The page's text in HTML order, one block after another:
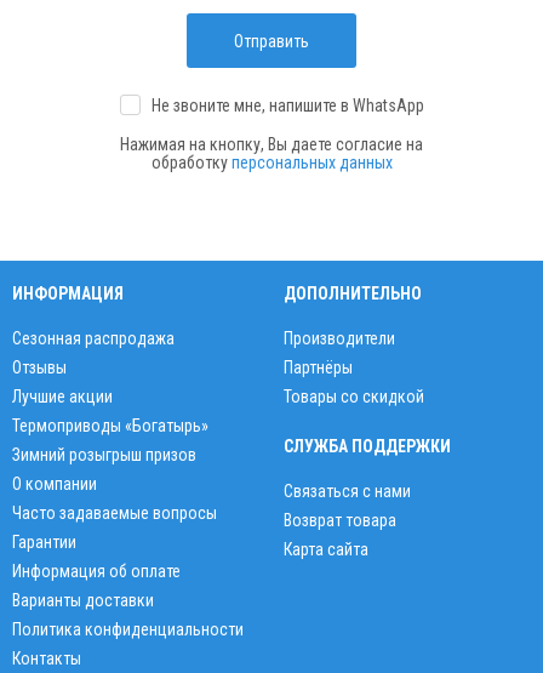
Отправить
Не звоните мне, напишите в WhatsApp
Нажимая на кнопку, Вы даете согласие на
обработкуперсональных данных
ИНФОРМАЦИЯ
Сезонная распродажа
Отзывы
Лучшие акции
Термоприводы «Богатырь»
Зимний розыгрыш призов
О компании
Часто задаваемые вопросы
Гарантии
Информация об оплате
Варианты доставки
Политика конфиденциальности
Контакты
ДОПОЛНИТЕЛЬНО
Производители
Партнёры
Товары со скидкой
СЛУЖБА ПОДДЕРЖКИ
Связаться с нами
Возврат товара
Карта сайта